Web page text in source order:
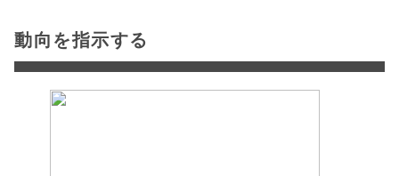
動向を指示する